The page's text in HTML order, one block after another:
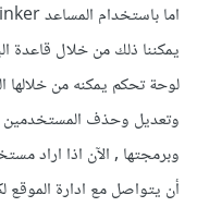
يمكننا ذلك من خلال قاعدة
لوحة تحكم يمكنه من خلالها
وتعديل وحذف المستخدمين
وبرمجتها , الآن اذا اراد
أن يتواصل مع ادارة